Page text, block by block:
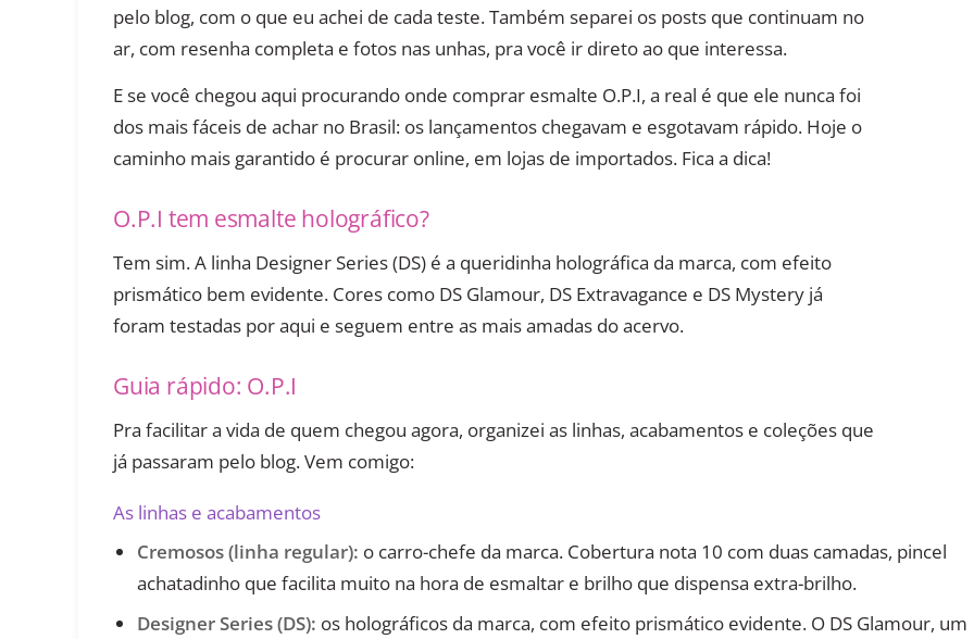
pelo blog, com o que eu achei de cada teste. Também separei os posts que continuam no
ar, com resenha completa e fotos nas unhas, pra você ir direto ao que interessa.
E se você chegou aqui procurando onde comprar esmalte O.P.I, a real é que ele nunca foi
dos mais fáceis de achar no Brasil: os lançamentos chegavam e esgotavam rápido. Hoje o
caminho mais garantido é procurar online, em lojas de importados. Fica a dica!
O.P.I tem esmalte holográfico?
Tem sim. A linha Designer Series (DS) é a queridinha holográfica da marca, com efeito
prismático bem evidente. Cores como DS Glamour, DS Extravagance e DS Mystery já
foram testadas por aqui e seguem entre as mais amadas do acervo.
Guia rápido: O.P.I
Pra facilitar a vida de quem chegou agora, organizei as linhas, acabamentos e coleções que
já passaram pelo blog. Vem comigo:
As linhas e acabamentos
Cremosos (linha regular): o carro-chefe da marca. Cobertura nota 10 com duas camadas, pincel
achatadinho que facilita muito na hora de esmaltar e brilho que dispensa extra-brilho.
Designer Series (DS): os holográficos da marca, com efeito prismático evidente. O DS Glamour, um